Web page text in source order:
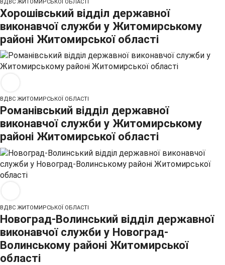
ВДВС ЖИТОМИРСЬКОЇ ОБЛАСТІ
Хорошівський відділ державної
виконавчої служби у Житомирському
районі Житомирської області
ВДВС ЖИТОМИРСЬКОЇ ОБЛАСТІ
Романівський відділ державної
виконавчої служби у Житомирському
районі Житомирської області
ВДВС ЖИТОМИРСЬКОЇ ОБЛАСТІ
Новоград-Волинський відділ державної
виконавчої служби у Новоград-
Волинському районі Житомирської
області